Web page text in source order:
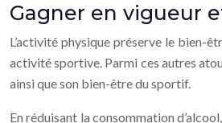
Gagner en vigueur
L’activité physique préserve le bien-
activité sportive. Parmi ces autres
ainsi que son bien-être du sportif.
En réduisant la consommation